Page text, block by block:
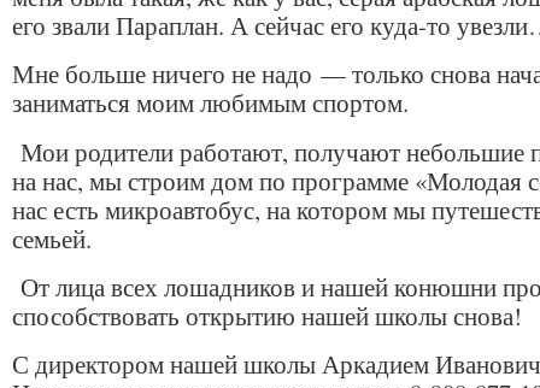
его звали Параплан. А сейчас его куда-то
Мне больше ничего не надо — только снова
заниматься моим любимым спортом.
Мои родители работают, получают небольшие
на нас, мы строим дом по программе «Молодая
нас есть микроавтобус, на котором мы
семьей.
От лица всех лошадников и нашей конюшни
способствовать открытию нашей школы снова!
С директором нашей школы Аркадием